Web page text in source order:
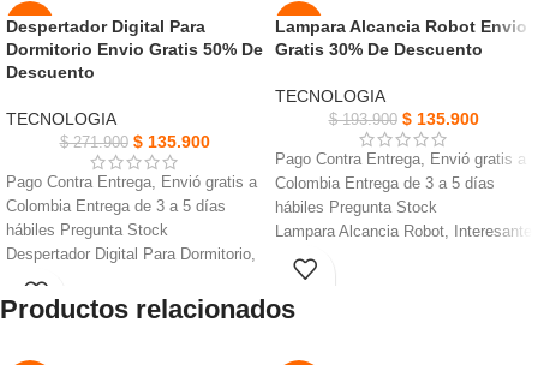
-50%
NUEVO
Despertador Digital Para
Dormitorio Envio Gratis 50% De
Descuento
TECNOLOGIA
$271.900 $135.900
Pago Contra Entrega, Envió gratis a
Colombia Entrega de 3 a 5 días
hábiles Pregunta Stock
Despertador Digital Para Dormitorio,
Iluminación cálida y suave, aspecto
robótico
-30%
Lampara Alcancia Robot Envio
Gratis 30% De Descuento
TECNOLOGIA
$193.900 $135.900
Pago Contra Entrega, Envió gratis a
Colombia Entrega de 3 a 5 días
hábiles Pregunta Stock
Lampara Alcancia Robot, Interesante
y divertido, un artículo
imprescindible para ahorrar.
Para niños como regalo, ayuda en
Productos relacionados